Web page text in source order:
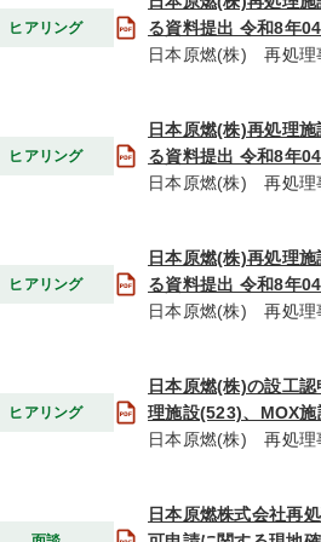
ヒアリング
る資料提出 令和8年
日本原燃(株) 再処理
ヒアリング
日本原燃(株)再処理
る資料提出 令和8年
日本原燃(株) 再処理
ヒアリング
日本原燃(株)再処理
る資料提出 令和8年
日本原燃(株) 再処理
ヒアリング
日本原燃(株)の設工
理施設(523)、MOX
日本原燃(株) 再処理
日本原燃株式会社再